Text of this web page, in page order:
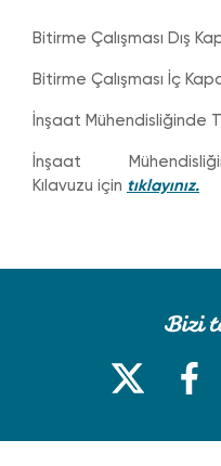
Bitirme Çalışması Dış
Bitirme Çalışması İç
İnşaat Mühendisliğinde
İnşaat
Kılavuzu için tıklayınız.